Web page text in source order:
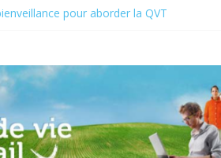
pour aborder la QVT
à la bienveillance
et QVT